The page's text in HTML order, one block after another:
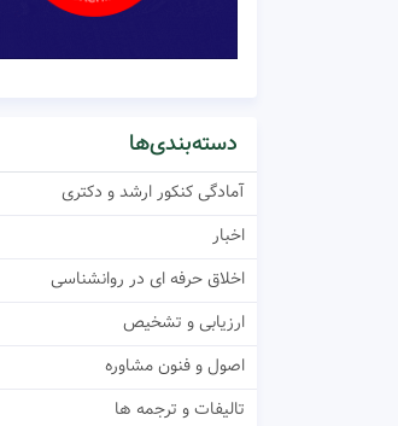
دسته‌بندی‌ها
آمادگی کنکور ارشد و دکتری
اخبار
اخلاق حرفه ای در روانشناسی
ارزیابی و تشخیص
اصول و فنون مشاوره
تالیفات و ترجمه ها